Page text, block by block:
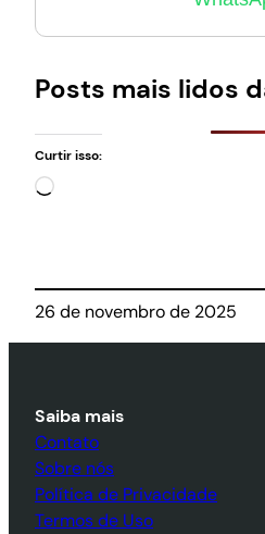
Posts mais lidos
Curtir isso:
Carregando…
26 de novembro de 2025
Saiba mais
Contato
Sobre nós
Política de Privacidade
Termos de Uso